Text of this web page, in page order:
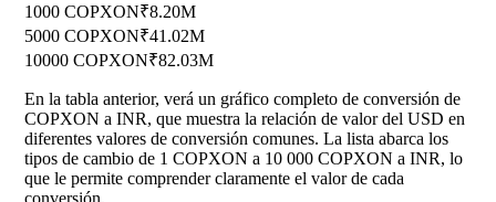
1000 COPXON₹8.20M
5000 COPXON₹41.02M
10000 COPXON₹82.03M
En la tabla anterior, verá un gráfico completo de conversión de
COPXON a INR, que muestra la relación de valor del USD en
diferentes valores de conversión comunes. La lista abarca los
tipos de cambio de 1 COPXON a 10 000 COPXON a INR, lo
que le permite comprender claramente el valor de cada